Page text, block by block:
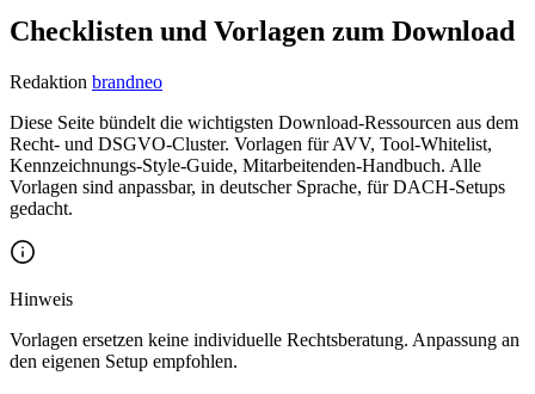
Checklisten und Vorlagen zum Download
Redaktion brandneo
Diese Seite bündelt die wichtigsten Download-Ressourcen aus dem
Recht- und DSGVO-Cluster. Vorlagen für AVV, Tool-Whitelist,
Kennzeichnungs-Style-Guide, Mitarbeitenden-Handbuch. Alle
Vorlagen sind anpassbar, in deutscher Sprache, für DACH-Setups
gedacht.
Hinweis
Vorlagen ersetzen keine individuelle Rechtsberatung. Anpassung an
den eigenen Setup empfohlen.